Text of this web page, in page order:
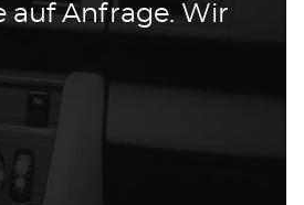
auf Anfrage. Wir